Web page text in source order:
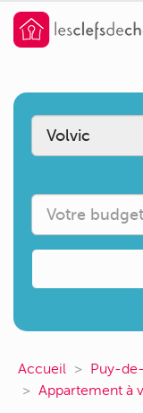
Accueil Puy-
Appartement à